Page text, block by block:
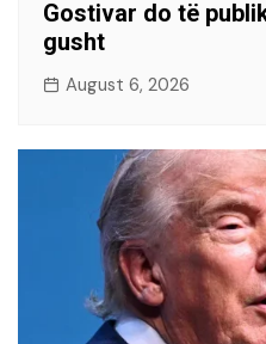
Gostivar do të
gusht
August 6, 2026